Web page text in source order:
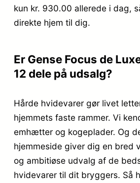
kun kr. 930.00 allerede i dag,
direkte hjem til dig.
Er Gense Focus de
12 dele på udsalg?
Hårde hvidevarer gør livet
hjemmets faste rammer. Vi
emhætter og kogeplader. Og
hjemmeside giver dig en bred
og ambitiøse udvalg af de
hvidevarer til dit bryggers. Så